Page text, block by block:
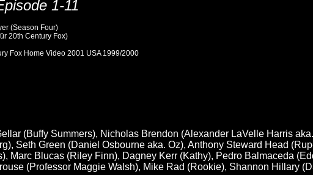
1-11
(Season Four)
20th Century Fox)
Fox Home Video 2001 USA 1999/2000
(Buffy Summers), Nicholas Brendon (Alexander LaVelle Harris
Seth Green (Daniel Osbourne aka. Oz), Anthony Steward Head
Marc Blucas (Riley Finn), Dagney Kerr (Kathy), Pedro Balmaceda
(Professor Maggie Walsh), Mike Rad (Rookie), Shannon Hillary